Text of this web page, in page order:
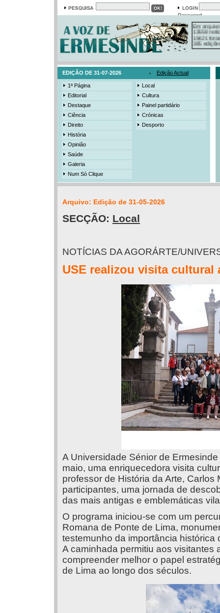
Password
Em arquivo
13558
19421
385
3206
525
EDIÇÃO DE 31-07-2026 Edição Actual
1ª Página
Editorial
Destaque
Ciência
Direito
História
Opinião
Saúde
Galeria
Num Só Clique
Local
Cultura
Painel partidário
Crónicas
Desporto
Arquivo: Edição de 31-05-2026
SECÇÃO: Local
NOTÍCIAS DA AGORÁRTE/
USE realizou visita cultural
A Universidade Sénior de
maio, uma enriquecedora visita
professor de História da Arte,
participantes, uma jornada de
das mais antigas e emblemáticas
O programa iniciou-se com um
Romana de Ponte de Lima,
testemunho da importância
A caminhada permitiu aos
compreender melhor o papel
de Lima ao longo dos séculos.